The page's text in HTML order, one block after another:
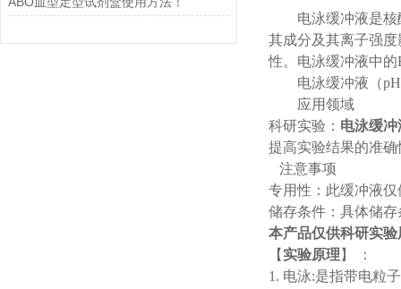
电泳缓冲液是
其成分及其离子强
性。电泳缓冲液中
电泳缓冲液（
应用领域
科研实验： 电泳缓冲
提高实验结果的准
注意事项
专用性：此缓冲液
储存条件：具体储
本产品仅供科研实
【 实验原理 】
：
1. 电泳:是指带电粒